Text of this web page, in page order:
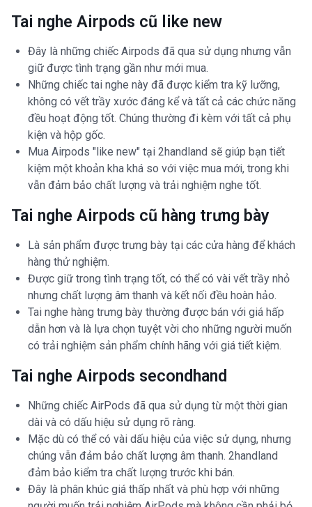
Tai nghe Airpods cũ like new
Đây là những chiếc Airpods đã qua sử dụng nhưng vẫn
giữ được tình trạng gần như mới mua.
Những chiếc tai nghe này đã được kiểm tra kỹ lưỡng,
không có vết trầy xước đáng kể và tất cả các chức năng
đều hoạt động tốt. Chúng thường đi kèm với tất cả phụ
kiện và hộp gốc.
Mua Airpods "like new" tại 2handland sẽ giúp bạn tiết
kiệm một khoản kha khá so với việc mua mới, trong khi
vẫn đảm bảo chất lượng và trải nghiệm nghe tốt.
Tai nghe Airpods cũ hàng trưng bày
Là sản phẩm được trưng bày tại các cửa hàng để khách
hàng thử nghiệm.
Được giữ trong tình trạng tốt, có thể có vài vết trầy nhỏ
nhưng chất lượng âm thanh và kết nối đều hoàn hảo.
Tai nghe hàng trưng bày thường được bán với giá hấp
dẫn hơn và là lựa chọn tuyệt vời cho những người muốn
có trải nghiệm sản phẩm chính hãng với giá tiết kiệm.
Tai nghe Airpods secondhand
Những chiếc AirPods đã qua sử dụng từ một thời gian
dài và có dấu hiệu sử dụng rõ ràng.
Mặc dù có thể có vài dấu hiệu của việc sử dụng, nhưng
chúng vẫn đảm bảo chất lượng âm thanh. 2handland
đảm bảo kiểm tra chất lượng trước khi bán.
Đây là phân khúc giá thấp nhất và phù hợp với những